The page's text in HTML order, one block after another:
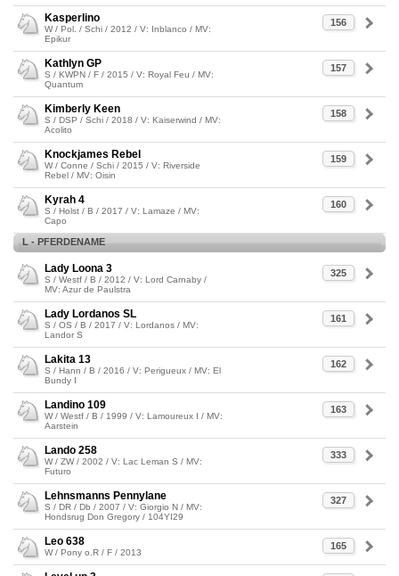
156
Kasperlino
W / Pol. / Schi / 2012 / V: Inblanco / MV:
Epikur
157
Kathlyn GP
S / KWPN / F / 2015 / V: Royal Feu / MV:
Quantum
158
Kimberly Keen
S / DSP / Schi / 2018 / V: Kaiserwind / MV:
Acolito
159
Knockjames Rebel
W / Conne / Schi / 2015 / V: Riverside
Rebel / MV: Oisin
160
Kyrah 4
S / Holst / B / 2017 / V: Lamaze / MV:
Capo
L - PFERDENAME
325
Lady Loona 3
S / Westf / B / 2012 / V: Lord Carnaby /
MV: Azur de Paulstra
161
Lady Lordanos SL
S / OS / B / 2017 / V: Lordanos / MV:
Landor S
162
Lakita 13
S / Hann / B / 2016 / V: Perigueux / MV: El
Bundy I
163
Landino 109
W / Westf / B / 1999 / V: Lamoureux I / MV:
Aarstein
333
Lando 258
W / ZW / 2002 / V: Lac Leman S / MV:
Futuro
327
Lehnsmanns Pennylane
S / DR / Db / 2007 / V: Giorgio N / MV:
Hondsrug Don Gregory / 104YI29
165
Leo 638
W / Pony o.R / F / 2013